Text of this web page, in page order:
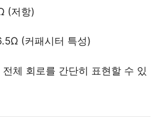
(저항)
(커패시터 특성)
체 회로를 간단히 표현할 수 있